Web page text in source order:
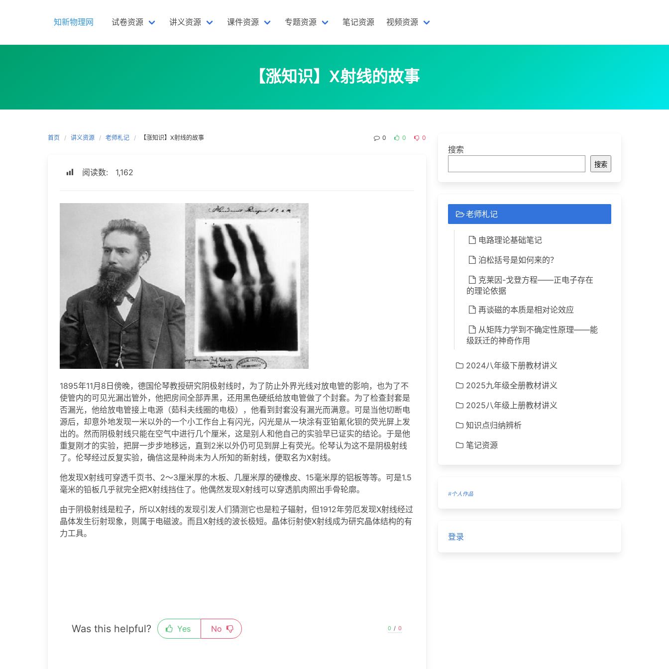
知新物理网 试卷资源 讲义资源 课件资源 专题资源 笔记资源 视频资源
【涨知识】X射线的故事
首页 讲义资源 老师札记 【涨知识】X射线的故事 0 0 0
阅读数: 1,162
1895年11月8日傍晚，德国伦琴教授研究阴极射线时，为了防止外界光线对放电管的影响，也为了不
使管内的可见光漏出管外，他把房间全部弄黑，还用黑色硬纸给放电管做了个封套。为了检查封套是
否漏光，他给放电管接上电源（茹科夫线圈的电极），他看到封套没有漏光而满意。可是当他切断电
源后，却意外地发现一米以外的一个小工作台上有闪光，闪光是从一块涂有亚铂氰化钡的荧光屏上发
出的。然而阴极射线只能在空气中进行几个厘米，这是别人和他自己的实验早已证实的结论。于是他
重复刚才的实验，把屏一步步地移远，直到2米以外仍可见到屏上有荧光。伦琴认为这不是阴极射线
了。伦琴经过反复实验，确信这是种尚未为人所知的新射线，便取名为X射线。
他发现X射线可穿透千页书、2～3厘米厚的木板、几厘米厚的硬橡皮、15毫米厚的铝板等等。可是1.5
毫米的铅板几乎就完全把X射线挡住了。他偶然发现X射线可以穿透肌肉照出手骨轮廓。
由于阴极射线是粒子，所以X射线的发现引发人们猜测它也是粒子辐射，但1912年劳厄发现X射线经过
晶体发生衍射现象，则属于电磁波。而且X射线的波长极短。晶体衍射使X射线成为研究晶体结构的有
力工具。
Was this helpful? Yes No 0 / 0
搜索
搜索
老师札记
电路理论基础笔记
泊松括号是如何来的？
克莱因-戈登方程——正电子存在
的理论依据
再谈磁的本质是相对论效应
从矩阵力学到不确定性原理——能
级跃迁的神奇作用
2024八年级下册教材讲义
2025九年级全册教材讲义
2025八年级上册教材讲义
知识点归纳辨析
笔记资源
#个人作品
登录